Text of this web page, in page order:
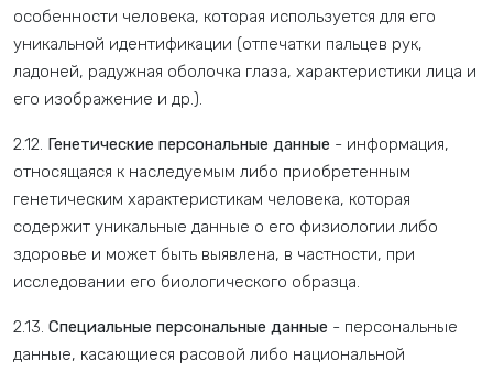
особенности человека, которая используется для его
уникальной идентификации (отпечатки пальцев рук,
ладоней, радужная оболочка глаза, характеристики лица и
его изображение и др.).
2.12. Генетические персональные данные - информация,
относящаяся к наследуемым либо приобретенным
генетическим характеристикам человека, которая
содержит уникальные данные о его физиологии либо
здоровье и может быть выявлена, в частности, при
исследовании его биологического образца.
2.13. Специальные персональные данные - персональные
данные, касающиеся расовой либо национальной